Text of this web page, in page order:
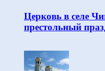
Церковь в селе
престольный